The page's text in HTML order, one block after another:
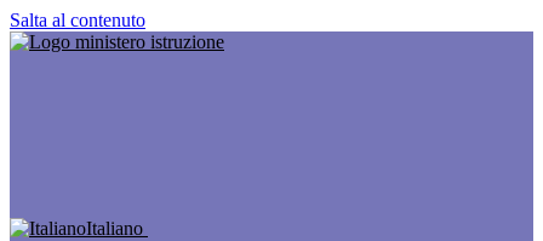
Salta al contenuto
Italiano